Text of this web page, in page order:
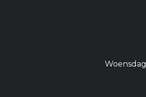
Woensdag